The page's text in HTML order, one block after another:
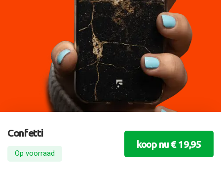
Confetti
Op voorraad
koop nu € 19,95